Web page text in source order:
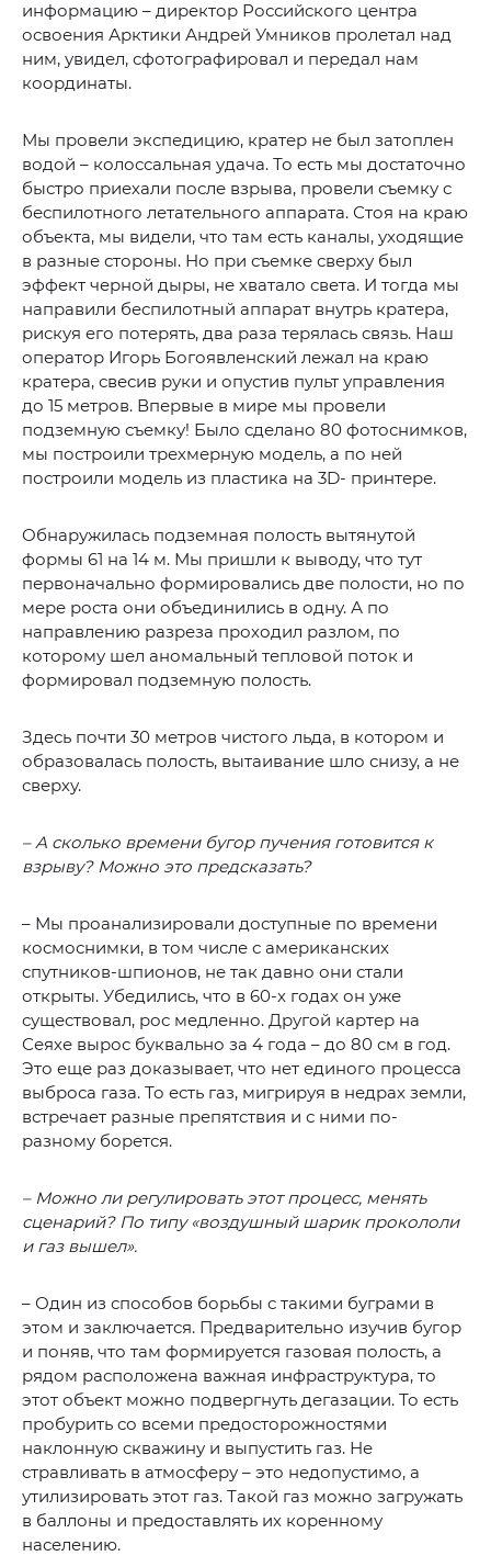
информацию – директор Российского центра
освоения Арктики Андрей Умников пролетал над
ним, увидел, сфотографировал и передал нам
координаты.
Мы провели экспедицию, кратер не был затоплен
водой – колоссальная удача. То есть мы достаточно
быстро приехали после взрыва, провели съемку с
беспилотного летательного аппарата. Стоя на краю
объекта, мы видели, что там есть каналы, уходящие
в разные стороны. Но при съемке сверху был
эффект черной дыры, не хватало света. И тогда мы
направили беспилотный аппарат внутрь кратера,
рискуя его потерять, два раза терялась связь. Наш
оператор Игорь Богоявленский лежал на краю
кратера, свесив руки и опустив пульт управления
до 15 метров. Впервые в мире мы провели
подземную съемку! Было сделано 80 фотоснимков,
мы построили трехмерную модель, а по ней
построили модель из пластика на 3D- принтере.
Обнаружилась подземная полость вытянутой
формы 61 на 14 м. Мы пришли к выводу, что тут
первоначально формировались две полости, но по
мере роста они объединились в одну. А по
направлению разреза проходил разлом, по
которому шел аномальный тепловой поток и
формировал подземную полость.
Здесь почти 30 метров чистого льда, в котором и
образовалась полость, вытаивание шло снизу, а не
сверху.
– А сколько времени бугор пучения готовится к
взрыву? Можно это предсказать?
– Мы проанализировали доступные по времени
космоснимки, в том числе с американских
спутников-шпионов, не так давно они стали
открыты. Убедились, что в 60-х годах он уже
существовал, рос медленно. Другой картер на
Сеяхе вырос буквально за 4 года – до 80 см в год.
Это еще раз доказывает, что нет единого процесса
выброса газа. То есть газ, мигрируя в недрах земли,
встречает разные препятствия и с ними по-
разному борется.
– Можно ли регулировать этот процесс, менять
сценарий? По типу «воздушный шарик прокололи
и газ вышел».
– Один из способов борьбы с такими буграми в
этом и заключается. Предварительно изучив бугор
и поняв, что там формируется газовая полость, а
рядом расположена важная инфраструктура, то
этот объект можно подвергнуть дегазации. То есть
пробурить со всеми предосторожностями
наклонную скважину и выпустить газ. Не
стравливать в атмосферу – это недопустимо, а
утилизировать этот газ. Такой газ можно загружать
в баллоны и предоставлять их коренному
населению.